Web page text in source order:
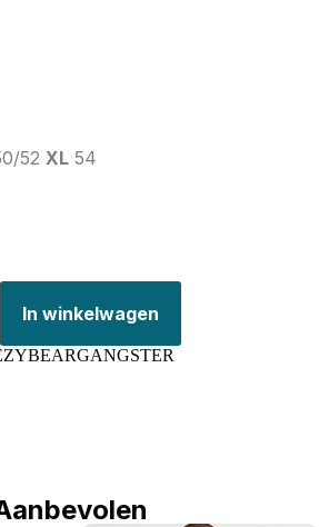
52 XL54
In winkelwagen